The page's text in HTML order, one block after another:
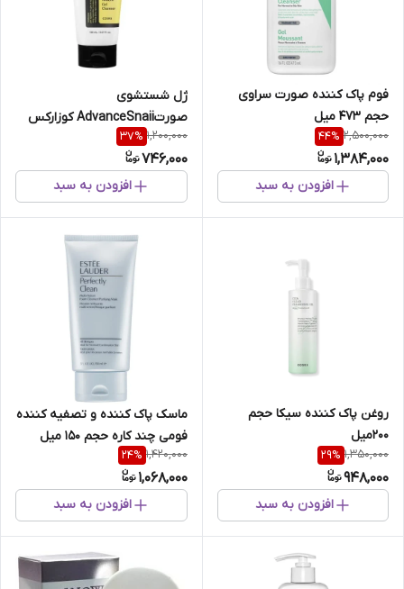
فوم پاک کننده صورت سراوی
حجم 473 میل
2,500,000
44%
1,384,000
افزودن به سبد
ژل‌ شستشوی‌
صورت‌AdvanceSnaii کوزارکس
حجم150 میل
1,200,000
37%
746,000
افزودن به سبد
روغن پاک کننده سیکا حجم
200میل
1,350,000
29%
948,000
افزودن به سبد
ماسک‌ پاک‌ کننده‌ و‌ تصفیه‌ کننده‌
فومی‌ چند کاره‌ حجم‌ 150‌ میل
1,420,000
24%
1,068,000
افزودن به سبد